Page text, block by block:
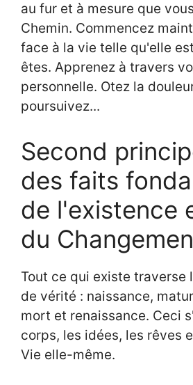
au fur et à mesure que
Chemin. Commencez
face à la vie telle qu'elle
êtes. Apprenez à travers
personnelle. Otez la
poursuivez...
Second
des faits
de l'existence
du
Tout ce qui existe traverse
de vérité : naissance,
mort et renaissance. Ceci
corps, les idées, les rêves
Vie elle-même.